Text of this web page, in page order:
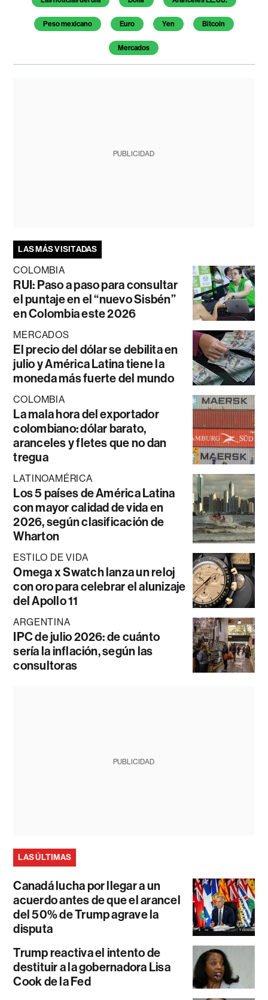
Peso mexicano Euro Yen Bitcoin
Mercados
PUBLICIDAD
LAS MÁS VISITADAS
COLOMBIA
RUI: Paso a paso para consultar
el puntaje en el “nuevo Sisbén”
en Colombia este 2026
MERCADOS
El precio del dólar se debilita en
julio y América Latina tiene la
moneda más fuerte del mundo
COLOMBIA
La mala hora del exportador
colombiano: dólar barato,
aranceles y fletes que no dan
tregua
LATINOAMÉRICA
Los 5 países de América Latina
con mayor calidad de vida en
2026, según clasificación de
Wharton
ESTILO DE VIDA
Omega x Swatch lanza un reloj
con oro para celebrar el alunizaje
del Apollo 11
ARGENTINA
IPC de julio 2026: de cuánto
sería la inflación, según las
consultoras
PUBLICIDAD
LAS ÚLTIMAS
Canadá lucha por llegar a un
acuerdo antes de que el arancel
del 50% de Trump agrave la
disputa
Trump reactiva el intento de
destituir a la gobernadora Lisa
Cook de la Fed